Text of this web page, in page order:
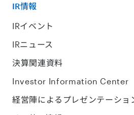
IR情報
IRイベント
IRニュース
決算関連資料
Investor Information Center
経営陣によるプレゼンテーショ